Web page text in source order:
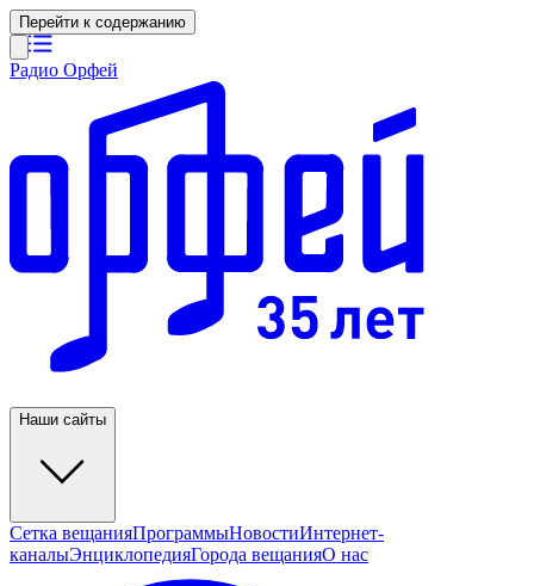
Перейти к содержанию
Радио Орфей
Наши сайты
Сетка вещанияПрограммыНовостиИнтернет-
каналыЭнциклопедияГорода вещанияО нас